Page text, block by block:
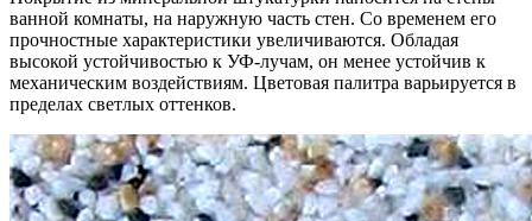
ванной комнаты, на наружную часть стен. Со временем его
прочностные характеристики увеличиваются. Обладая
высокой устойчивостью к УФ-лучам, он менее устойчив к
механическим воздействиям. Цветовая палитра варьируется в
пределах светлых оттенков.